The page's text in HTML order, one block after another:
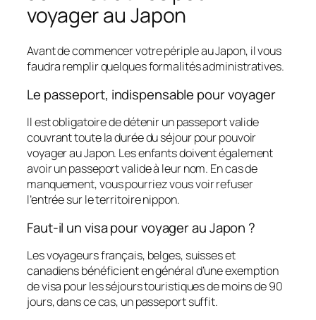
voyager au Japon
Avant de commencer votre périple au Japon, il vous
faudra remplir quelques formalités administratives.
Le passeport, indispensable pour voyager
Il est obligatoire de détenir un passeport valide
couvrant toute la durée du séjour pour pouvoir
voyager au Japon. Les enfants doivent également
avoir un passeport valide à leur nom. En cas de
manquement, vous pourriez vous voir refuser
l’entrée sur le territoire nippon.
Faut-il un visa pour voyager au Japon ?
Les voyageurs français, belges, suisses et
canadiens bénéficient en général d’une exemption
de visa pour les séjours touristiques de moins de 90
jours, dans ce cas, un passeport suffit.